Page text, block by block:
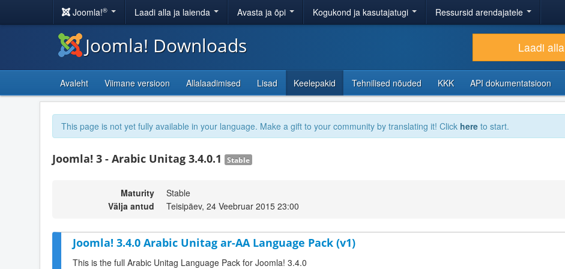
Joomla!® Laadi alla ja laienda Avasta ja õpi Kogukond ja kasutajatugi Ressursid arendajatele
Joomla! Downloads Laadi alla
Avaleht Viimane versioon Allalaadimised Lisad Keelepakid Tehnilised nõuded KKK API dokumentatsioon
This page is not yet fully available in your language. Make a gift to your community by translating it! Click here to start.
Joomla! 3 - Arabic Unitag 3.4.0.1 Stable
Maturity
Stable
Välja antud
Teisipäev, 24 Veebruar 2015 23:00
Joomla! 3.4.0 Arabic Unitag ar-AA Language Pack (v1)
This is the full Arabic Unitag Language Pack for Joomla! 3.4.0